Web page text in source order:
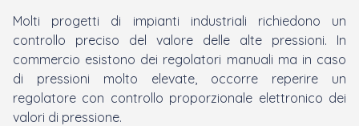
Molti progetti di impianti industriali richiedono un
controllo preciso del valore delle alte pressioni. In
commercio esistono dei regolatori manuali ma in caso
di pressioni molto elevate, occorre reperire un
regolatore con controllo proporzionale elettronico dei
valori di pressione.